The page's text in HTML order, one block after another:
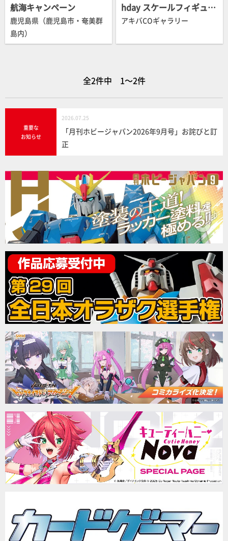
航海キャンペーン
鹿児島県（鹿児島市・奄美群
島内）
hday スケールフィギュア
展示会
アキバCOギャラリー
全2件中 1～2件
重要な
お知らせ
2026.07.25
「月刊ホビージャパン2026年9月号」お詫びと訂
正